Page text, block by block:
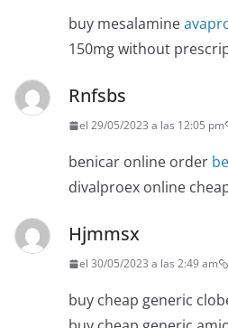
buy mesalamine
150mg without
Rnfsbs
el 29/05/2023 a las 12:05 pm
benicar online order
divalproex online
Hjmmsx
el 30/05/2023 a las 2:49 am
buy cheap generic